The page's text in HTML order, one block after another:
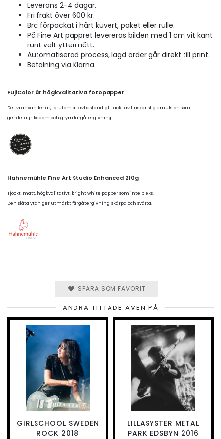
Leverans 2-4 dagar.
Fri frakt över 600 kr.
Bra förpackat i hårt kuvert, paket eller rulle.
På Fine Art pappret levereras bilden med 1 cm vit kant
runt valt yttermått.
Automatiserad process, lagd order går direkt till print.
Betalning via Klarna.
FujiColor är högkvalitativa fotopapper
Det vi använder är, förutom arkivbeständigt, täckt av ljuskänslig emulsion som
ger detaljrikedom och grym färgåtergivning.
Hahnemühle Fine Art Studio Enhanced 210g
Tjockt, matt, högkvalitativt, bright white papper som inte bleks.
Den släta ytan ger utmärkt färgåtergivning, skärpa och svärta.
SPARA SOM FAVORIT
ANDRA TITTADE ÄVEN PÅ
GIRLSCHOOL SWEDEN
ROCK 2018
LILLASYSTER METAL
PARK EDSBYN 2016